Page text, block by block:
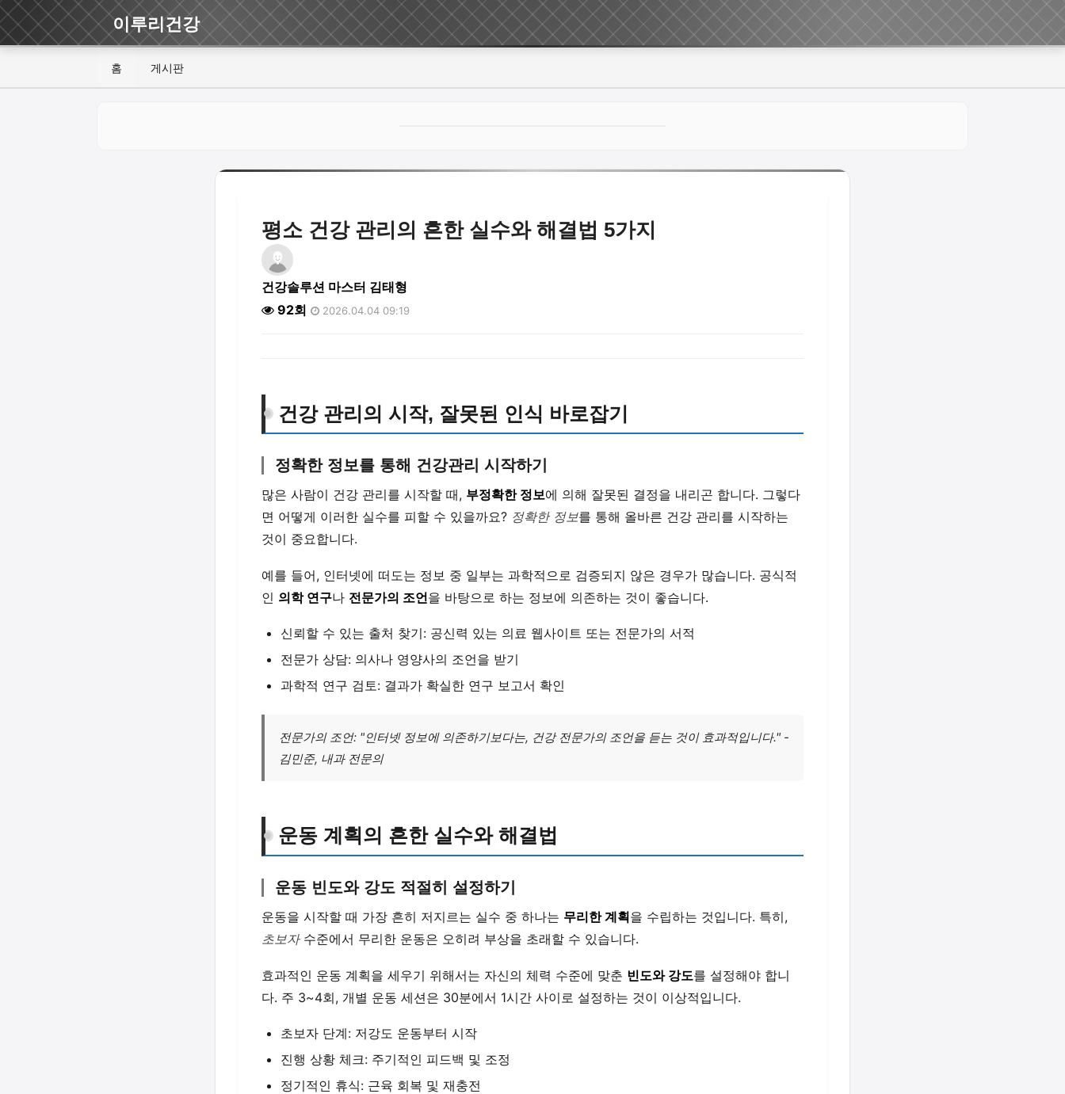
이루리건강
홈 게시판
평소 건강 관리의 흔한 실수와 해결법 5가지
건강솔루션 마스터 김태형
92회
2026.04.04 09:19
건강 관리의 시작, 잘못된 인식 바로잡기
정확한 정보를 통해 건강관리 시작하기
많은 사람이 건강 관리를 시작할 때, 부정확한 정보에 의해 잘못된 결정을 내리곤 합니다. 그렇다
면 어떻게 이러한 실수를 피할 수 있을까요? 정확한 정보를 통해 올바른 건강 관리를 시작하는
것이 중요합니다.
예를 들어, 인터넷에 떠도는 정보 중 일부는 과학적으로 검증되지 않은 경우가 많습니다. 공식적
인 의학 연구나 전문가의 조언을 바탕으로 하는 정보에 의존하는 것이 좋습니다.
신뢰할 수 있는 출처 찾기: 공신력 있는 의료 웹사이트 또는 전문가의 서적
전문가 상담: 의사나 영양사의 조언을 받기
과학적 연구 검토: 결과가 확실한 연구 보고서 확인
전문가의 조언: "인터넷 정보에 의존하기보다는, 건강 전문가의 조언을 듣는 것이 효과적입니다." -
김민준, 내과 전문의
운동 계획의 흔한 실수와 해결법
운동 빈도와 강도 적절히 설정하기
운동을 시작할 때 가장 흔히 저지르는 실수 중 하나는 무리한 계획을 수립하는 것입니다. 특히,
초보자수준에서 무리한 운동은 오히려 부상을 초래할 수 있습니다.
효과적인 운동 계획을 세우기 위해서는 자신의 체력 수준에 맞춘 빈도와 강도를 설정해야 합니
다. 주 3~4회, 개별 운동 세션은 30분에서 1시간 사이로 설정하는 것이 이상적입니다.
초보자 단계: 저강도 운동부터 시작
진행 상황 체크: 주기적인 피드백 및 조정
정기적인 휴식: 근육 회복 및 재충전